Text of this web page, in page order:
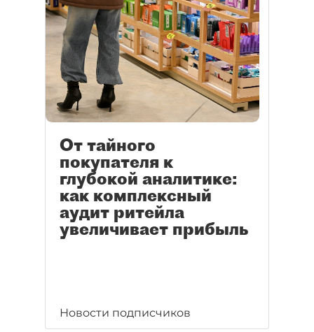
От тайного
покупателя к
глубокой аналитике:
как комплексный
аудит ритейла
увеличивает прибыль
Новости подписчиков